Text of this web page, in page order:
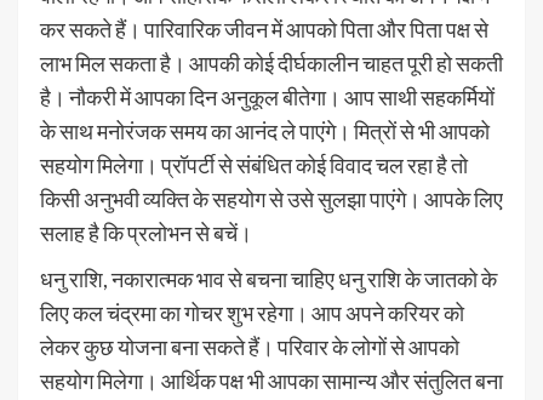
कर सकते हैं। पारिवारिक जीवन में आपको पिता और पिता पक्ष से
लाभ मिल सकता है। आपकी कोई दीर्घकालीन चाहत पूरी हो सकती
है। नौकरी में आपका दिन अनुकूल बीतेगा। आप साथी सहकर्मियों
के साथ मनोरंजक समय का आनंद ले पाएंगे। मित्रों से भी आपको
सहयोग मिलेगा। प्रॉपर्टी से संबंधित कोई विवाद चल रहा है तो
किसी अनुभवी व्यक्ति के सहयोग से उसे सुलझा पाएंगे। आपके लिए
सलाह है कि प्रलोभन से बचें।
धनु राशि, नकारात्मक भाव से बचना चाहिए धनु राशि के जातको के
लिए कल चंद्रमा का गोचर शुभ रहेगा। आप अपने करियर को
लेकर कुछ योजना बना सकते हैं। परिवार के लोगों से आपको
सहयोग मिलेगा। आर्थिक पक्ष भी आपका सामान्य और संतुलित बना